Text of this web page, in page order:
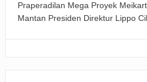
Praperadilan Mega Proyek
Mantan Presiden Direktur Lippo